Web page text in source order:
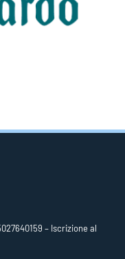
– Iscrizione al